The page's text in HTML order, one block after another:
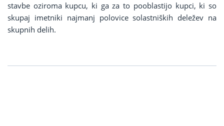
stavbe oziroma kupcu, ki ga za to pooblastijo kupci, ki so
skupaj imetniki najmanj polovice solastniških deležev na
skupnih delih.